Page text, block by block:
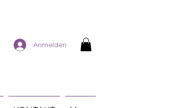
Anmelden